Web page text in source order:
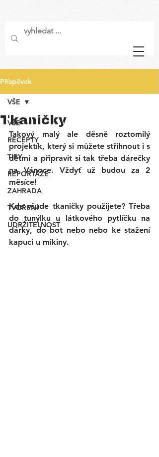
Příspěvek
VŠE
RECEPTY
TIPY
REPORTÁŽE
ZAHRADA
TVOŘENÍ
UDRŽITELNOST
VŠE
Tkaničky
Takový malý ale děsně roztomilý
projektík, který si můžete střihnout i s
dětmi a připravit si tak třeba dárečky
na Vánoce. Vždyť už budou za 2
měsíce!
Kde všude tkaničky použijete? Třeba
do tunýlku u látkového pytlíčku na
dárky, do bot nebo nebo ke stažení
kapuci u mikiny.